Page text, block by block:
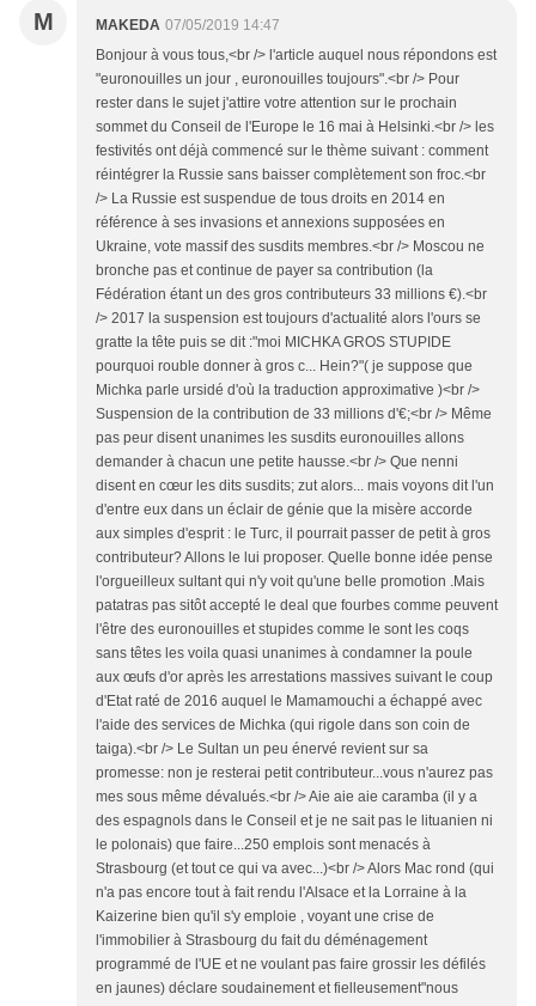
M MAKEDA 07/05/2019 14:47
Bonjour à vous tous,<br /> l'article auquel nous répondons est
"euronouilles un jour , euronouilles toujours".<br /> Pour
rester dans le sujet j'attire votre attention sur le prochain
sommet du Conseil de l'Europe le 16 mai à Helsinki.<br /> les
festivités ont déjà commencé sur le thème suivant : comment
réintégrer la Russie sans baisser complètement son froc.<br
/> La Russie est suspendue de tous droits en 2014 en
référence à ses invasions et annexions supposées en
Ukraine, vote massif des susdits membres.<br /> Moscou ne
bronche pas et continue de payer sa contribution (la
Fédération étant un des gros contributeurs 33 millions €).<br
/> 2017 la suspension est toujours d'actualité alors l'ours se
gratte la tête puis se dit :"moi MICHKA GROS STUPIDE
pourquoi rouble donner à gros c... Hein?"( je suppose que
Michka parle ursidé d'où la traduction approximative )<br />
Suspension de la contribution de 33 millions d'€;<br /> Même
pas peur disent unanimes les susdits euronouilles allons
demander à chacun une petite hausse.<br /> Que nenni
disent en cœur les dits susdits; zut alors... mais voyons dit l'un
d'entre eux dans un éclair de génie que la misère accorde
aux simples d'esprit : le Turc, il pourrait passer de petit à gros
contributeur? Allons le lui proposer. Quelle bonne idée pense
l'orgueilleux sultant qui n'y voit qu'une belle promotion .Mais
patatras pas sitôt accepté le deal que fourbes comme peuvent
l'être des euronouilles et stupides comme le sont les coqs
sans têtes les voila quasi unanimes à condamner la poule
aux œufs d'or après les arrestations massives suivant le coup
d'Etat raté de 2016 auquel le Mamamouchi a échappé avec
l'aide des services de Michka (qui rigole dans son coin de
taiga).<br /> Le Sultan un peu énervé revient sur sa
promesse: non je resterai petit contributeur...vous n'aurez pas
mes sous même dévalués.<br /> Aie aie aie caramba (il y a
des espagnols dans le Conseil et je ne sait pas le lituanien ni
le polonais) que faire...250 emplois sont menacés à
Strasbourg (et tout ce qui va avec...)<br /> Alors Mac rond (qui
n'a pas encore tout à fait rendu l'Alsace et la Lorraine à la
Kaizerine bien qu'il s'y emploie , voyant une crise de
l'immobilier à Strasbourg du fait du déménagement
programmé de l'UE et ne voulant pas faire grossir les défilés
en jaunes) déclare soudainement et fielleusement"nous